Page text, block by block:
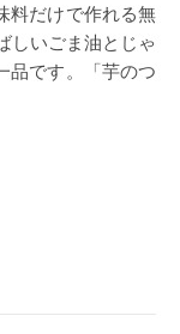
料だけで作れる無
しいごま油とじゃ
品です。「芋のつ